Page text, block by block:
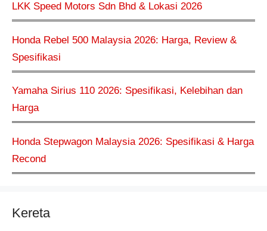
LKK Speed Motors Sdn Bhd & Lokasi 2026
Honda Rebel 500 Malaysia 2026: Harga, Review &
Spesifikasi
Yamaha Sirius 110 2026: Spesifikasi, Kelebihan dan
Harga
Honda Stepwagon Malaysia 2026: Spesifikasi & Harga
Recond
Kereta